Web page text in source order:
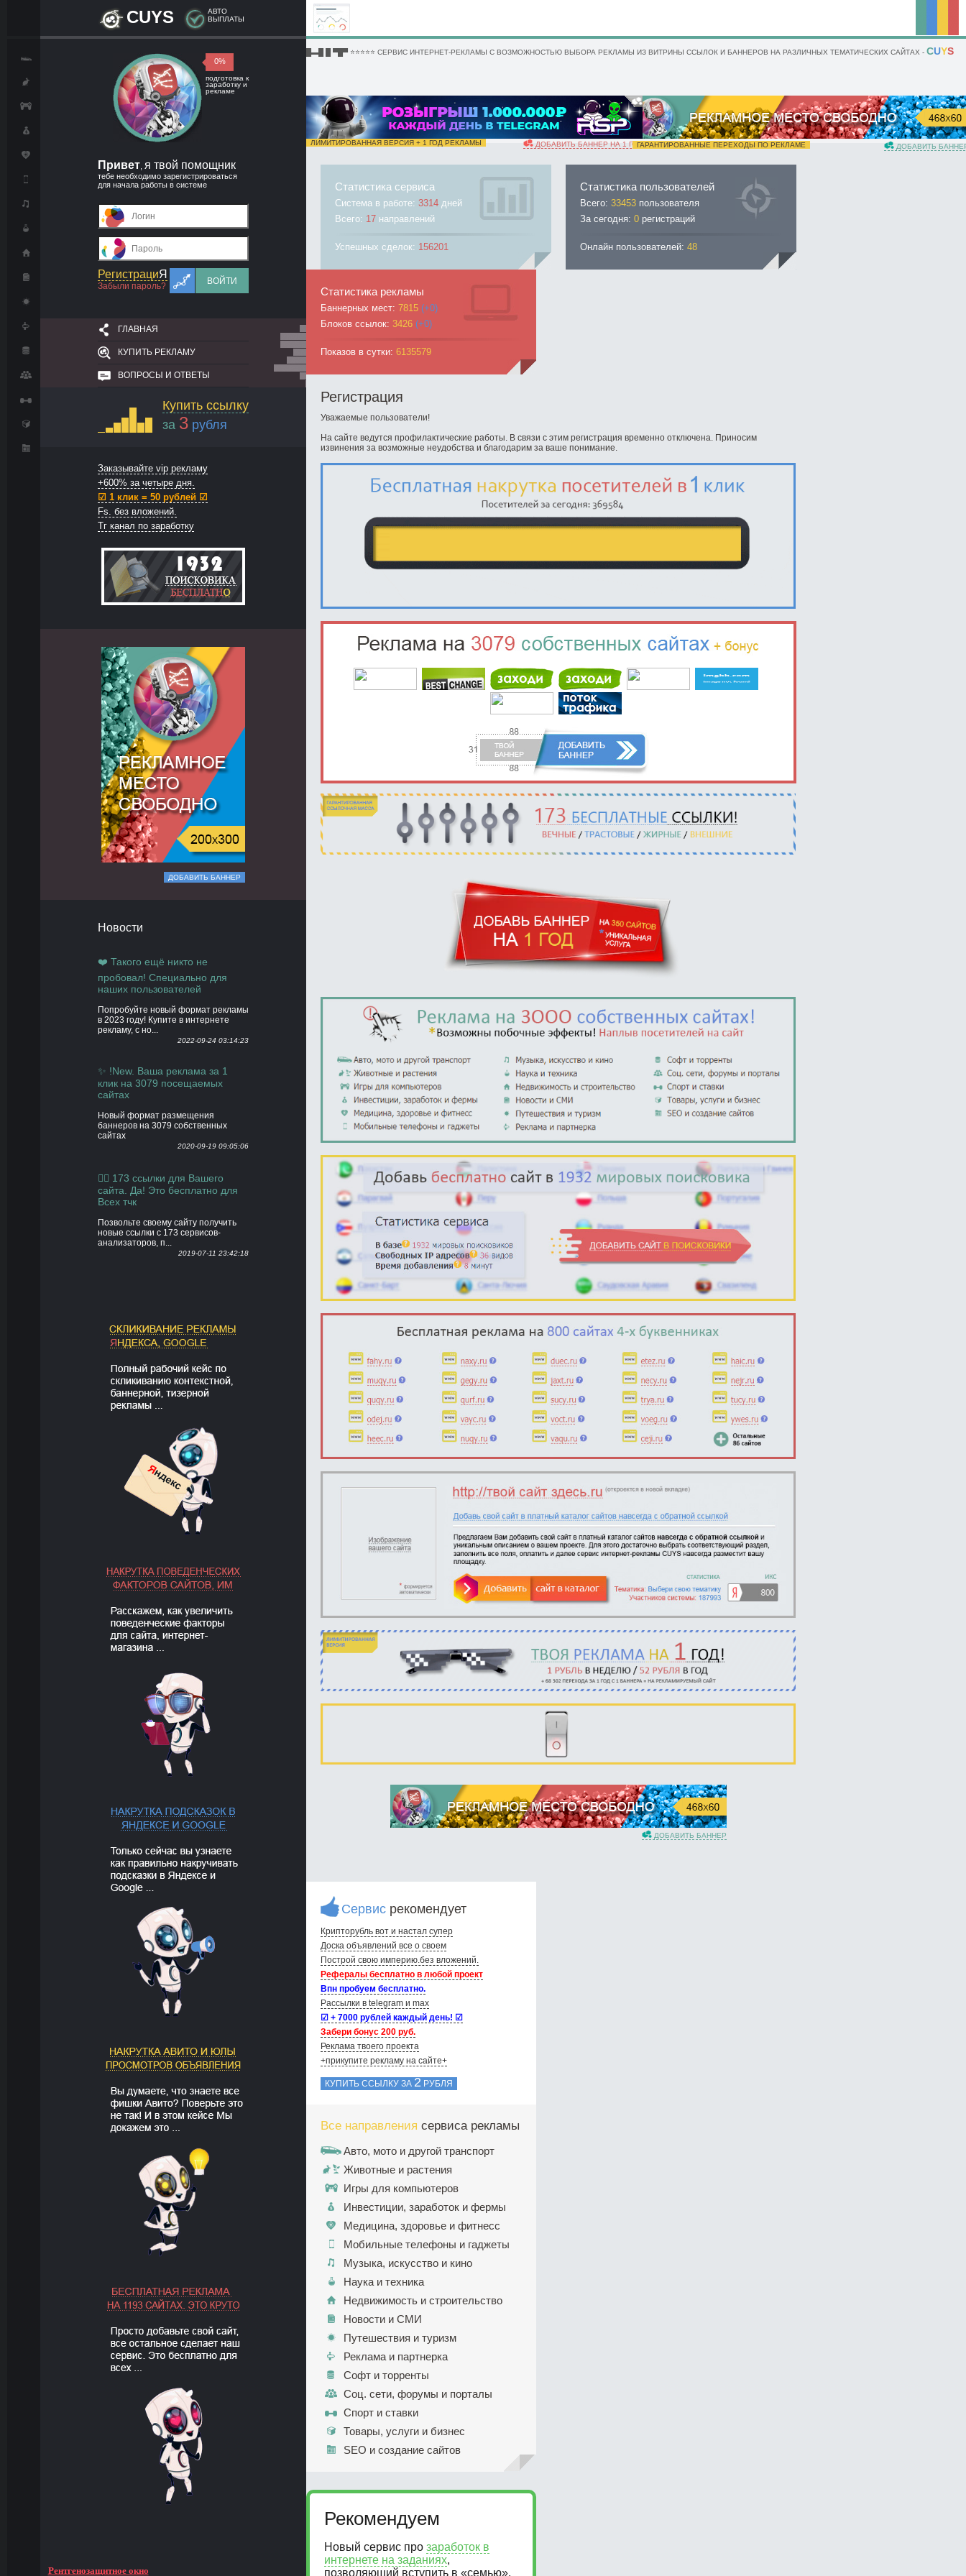
CUYS
АВТО
ВЫПЛАТЫ
0%
подготовка к
заработку и
рекламе
Привет я твой помощник
тебе необходимо зарегистрироваться
для начала работы в системе
РегистрациЯ
Забыли пароль?
ВОЙТИ
ГЛАВНАЯ
КУПИТЬ РЕКЛАМУ
ВОПРОСЫ И ОТВЕТЫ
Купить ссылку
за 3 рубля
Заказывайте vip рекламу
+600% за четыре дня.
☑ 1 клик = 50 рублей ☑
Fs. без вложений.
Тг канал по заработку
ДОБАВИТЬ БАННЕР
Новости
❤️ Такого ещё никто не
пробовал! Специально для
наших пользователей
Попробуйте новый формат рекламы
в 2023 году! Купите в интернете
рекламу, с но...
2022-09-24 03:14:23
✨ !New. Ваша реклама за 1
клик на 3079 посещаемых
сайтах
Новый формат размещения
баннеров на 3079 собственных
сайтах
2020-09-19 09:05:06
👍🏻 173 ссылки для Вашего
сайта. Да! Это бесплатно для
Всех тчк
Позвольте своему сайту получить
новые ссылки с 173 сервисов-
анализаторов, п...
2019-07-11 23:42:18
Рентгенозащитное окно
█▬█ █ ▀█▀ ⭐⭐⭐⭐⭐ СЕРВИС ИНТЕРНЕТ-РЕКЛАМЫ С ВОЗМОЖНОСТЬЮ ВЫБОРА РЕКЛАМЫ ИЗ ВИТРИНЫ ССЫЛОК И БАННЕРОВ НА РАЗЛИЧНЫХ ТЕМАТИЧЕСКИХ САЙТАХ - CUYS
ЛИМИТИРОВАННАЯ ВЕРСИЯ + 1 ГОД РЕКЛАМЫ ДОБАВИТЬ БАННЕР НА 1 ГОДГАРАНТИРОВАННЫЕ ПЕРЕХОДЫ ПО РЕКЛАМЕ ДОБАВИТЬ
Статистика сервиса
Система в работе: 3314 дней
Всего: 17 направлений
Успешных сделок: 156201
Статистика пользователей
Всего: 33453 пользователя
За сегодня: 0 регистраций
Онлайн пользователей: 48
Статистика рекламы
Баннерных мест: 7815 (+0)
Блоков ссылок: 3426 (+0)
Показов в сутки: 6135579
Регистрация
Уважаемые пользователи!
На сайте ведутся профилактические работы. В связи с этим регистрация временно отключена. Приносим
извинения за возможные неудобства и благодарим за ваше понимание.
ДОБАВИТЬ БАННЕР
Сервис рекомендует
Крипторубль вот и настал супер
Доска объявлений вce о своем
Построй свою империю.без вложений.
Рефералы бесплатно в любой проект
Впн пробуем бесплатно.
Рассылки в telegram и max
☑ + 7000 рублей каждый день! ☑
Забери бонус 200 руб.
Реклама твоего проекта
+прикупите рекламу на сайте+
КУПИТЬ ССЫЛКУ ЗА 2 РУБЛЯ
Все направления сервиса рекламы
Авто, мото и другой транспорт
Животные и растения
Игры для компьютеров
Инвестиции, заработок и фермы
Медицина, здоровье и фитнесс
Мобильные телефоны и гаджеты
Музыка, искусство и кино
Наука и техника
Недвижимость и строительство
Новости и СМИ
Путешествия и туризм
Реклама и партнерка
Софт и торренты
Соц. сети, форумы и порталы
Спорт и ставки
Товары, услуги и бизнес
SEO и создание сайтов
Рекомендуем
Новый сервис про заработок в
интернете на заданиях,
позволяющий вступить в «семью».